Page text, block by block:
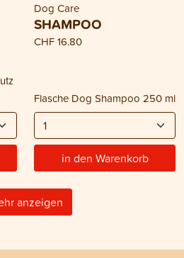
Dog Care
SHAMPOO
CHF 16.80
Flasche Dog Shampoo 250 ml
in den Warenkorb
anzeigen